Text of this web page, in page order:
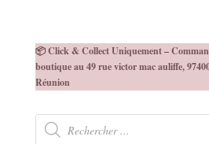
📦 Click & Collect Uniquement –
boutique au 49 rue victor mac auliffe,
Réunion
Recherche
produits